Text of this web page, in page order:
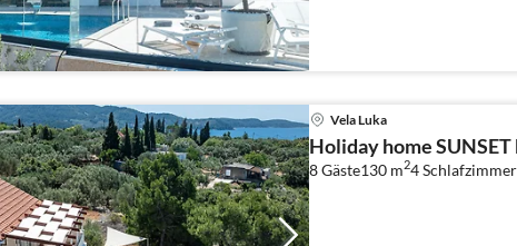
Vela Luka
Holiday home
8 Gäste130 m24Schlafzimmer